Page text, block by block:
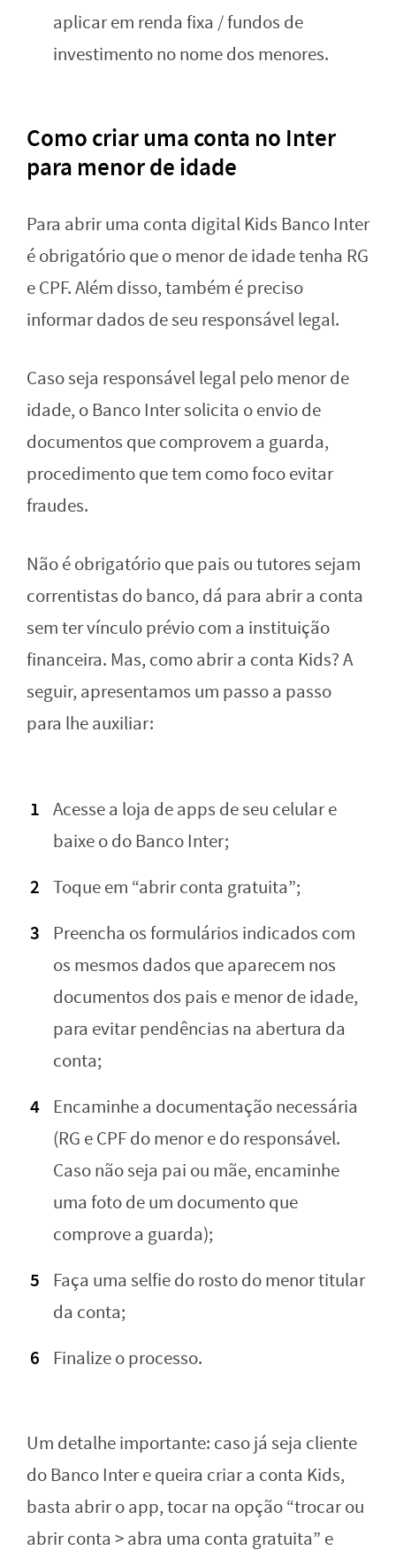
aplicar em renda fixa / fundos de
investimento no nome dos menores.
Como criar uma conta no Inter
para menor de idade
Para abrir uma conta digital Kids Banco Inter
é obrigatório que o menor de idade tenha RG
e CPF. Além disso, também é preciso
informar dados de seu responsável legal.
Caso seja responsável legal pelo menor de
idade, o Banco Inter solicita o envio de
documentos que comprovem a guarda,
procedimento que tem como foco evitar
fraudes.
Não é obrigatório que pais ou tutores sejam
correntistas do banco, dá para abrir a conta
sem ter vínculo prévio com a instituição
financeira. Mas, como abrir a conta Kids? A
seguir, apresentamos um passo a passo
para lhe auxiliar:
Acesse a loja de apps de seu celular e
baixe o do Banco Inter;
Toque em “abrir conta gratuita”;
Preencha os formulários indicados com
os mesmos dados que aparecem nos
documentos dos pais e menor de idade,
para evitar pendências na abertura da
conta;
Encaminhe a documentação necessária
(RG e CPF do menor e do responsável.
Caso não seja pai ou mãe, encaminhe
uma foto de um documento que
comprove a guarda);
Faça uma selfie do rosto do menor titular
da conta;
Finalize o processo.
Um detalhe importante: caso já seja cliente
do Banco Inter e queira criar a conta Kids,
basta abrir o app, tocar na opção “trocar ou
abrir conta > abra uma conta gratuita” e